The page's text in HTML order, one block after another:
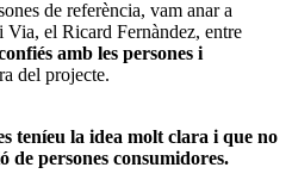
de referència, vam anar a
Via, el Ricard Fernàndez, entre
amb les persones i
del projecte.
teníeu la idea molt clara i que no
de persones consumidores.